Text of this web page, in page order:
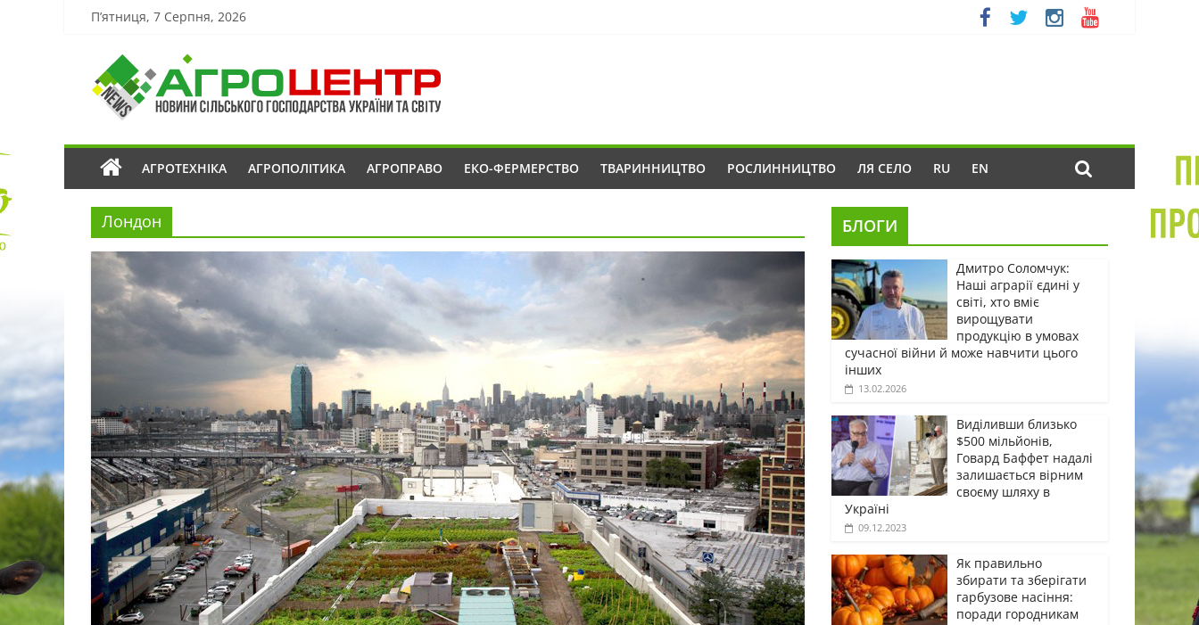
П’ятниця, 7 Серпня, 2026
АГРОТЕХНІКА АГРОПОЛІТИКА АГРОПРАВО ЕКО-ФЕРМЕРСТВО ТВАРИННИЦТВО РОСЛИННИЦТВО ЛЯ СЕЛО RU EN
Лондон БЛОГИ
Дмитро Соломчук:
Наші аграрії єдині у
світі, хто вміє
вирощувати
продукцію в умовах
сучасної війни й може навчити цього
інших
13.02.2026
Виділивши близько
$500 мільйонів,
Говард Баффет надалі
залишається вірним
своєму шляху в
Україні
09.12.2023
Як правильно
збирати та зберігати
гарбузове насіння:
поради городникам